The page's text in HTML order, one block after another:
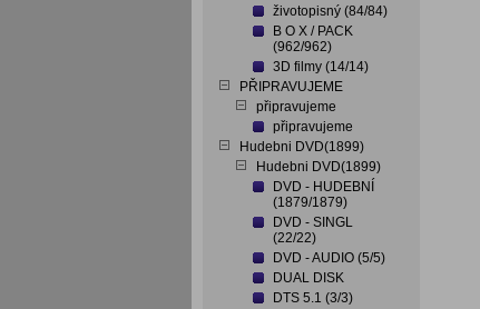
životopisný (84/84)
B O X / PACK
(962/962)
3D filmy (14/14)
PŘIPRAVUJEME
připravujeme
připravujeme
Hudebni DVD(1899)
Hudebni DVD(1899)
DVD - HUDEBNÍ
(1879/1879)
DVD - SINGL
(22/22)
DVD - AUDIO (5/5)
DUAL DISK
DTS 5.1 (3/3)